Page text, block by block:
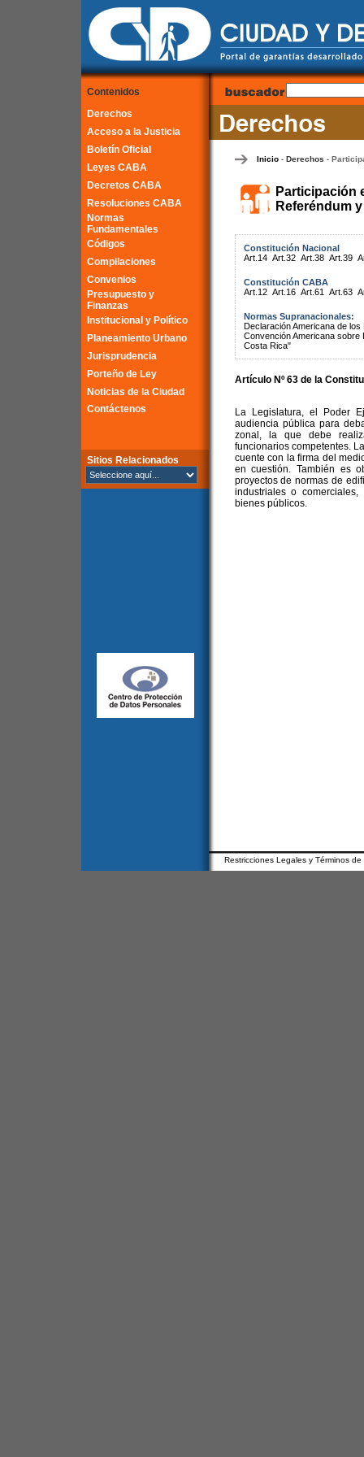
Contenidos
Derechos
Acceso a la Justicia
Boletín Oficial
Leyes CABA
Decretos CABA
Resoluciones CABA
Normas
Fundamentales
Códigos
Compilaciones
Convenios
Presupuesto y
Finanzas
Institucional y Político
Planeamiento Urbano
Jurisprudencia
Porteño de Ley
Noticias de la Ciudad
Contáctenos
Sitios Relacionados
Inicio- Derechos -
Participación
Referéndum
Constitución Nacional
Art.14 Art.32 Art.38 Art.39
Constitución CABA
Art.12 Art.16 Art.61 Art.63
Normas Supranacionales:
Declaración Americana de
Convención Americana
Costa Rica"
Artículo Nº 63 de la
La Legislatura, el Poder
audiencia pública para
zonal, la que debe
funcionarios competentes.
cuente con la firma del
en cuestión. También es
proyectos de normas de
industriales o
bienes públicos.
Restricciones Legales y Términos de